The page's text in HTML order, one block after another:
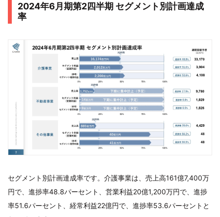
2024年6月期第2四半期 セグメント別計画達成
率
セグメント別計画達成率です。介護事業は、売上高161億7,400万
円で、進捗率48.8パーセント、営業利益20億1,200万円で、進捗
率51.6パーセント、経常利益22億円で、進捗率53.6パーセントと